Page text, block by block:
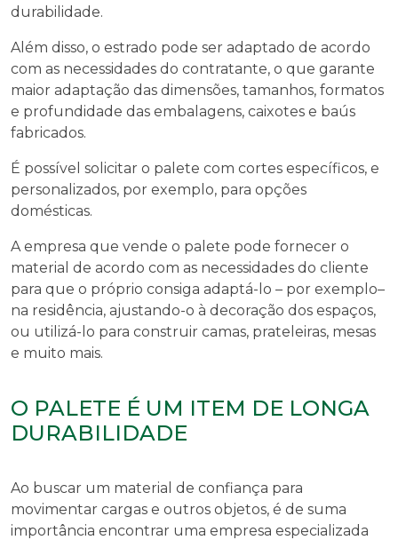
durabilidade.
Além disso, o estrado pode ser adaptado de acordo
com as necessidades do contratante, o que garante
maior adaptação das dimensões, tamanhos, formatos
e profundidade das embalagens, caixotes e baús
fabricados.
É possível solicitar o palete com cortes específicos, e
personalizados, por exemplo, para opções
domésticas.
A empresa que vende o palete pode fornecer o
material de acordo com as necessidades do cliente
para que o próprio consiga adaptá-lo – por exemplo–
na residência, ajustando-o à decoração dos espaços,
ou utilizá-lo para construir camas, prateleiras, mesas
e muito mais.
O PALETE É UM ITEM DE LONGA
DURABILIDADE
Ao buscar um material de confiança para
movimentar cargas e outros objetos, é de suma
importância encontrar uma empresa especializada